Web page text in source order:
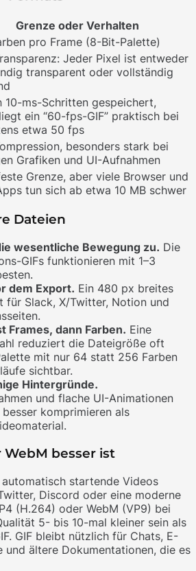
Grenze oder Verhalten
pro Frame (8-Bit-Palette)
Jeder Pixel ist entweder
transparent oder vollständig
10-ms-Schritten gespeichert,
ein “60-fps-GIF” praktisch bei
etwa 50 fps
besonders stark bei
Grafiken und UI-Aufnahmen
Grenze, aber viele Browser und
tun sich ab etwa 10 MB schwer
Dateien
wesentliche Bewegung zu. Die
GIFs funktionieren mit 1–3
dem Export. Ein 480 px breites
für Slack, X/Twitter, Notion und
Frames, dann Farben. Eine
reduziert die Dateigröße oft
mit nur 64 statt 256 Farben
sichtbar.
Hintergründe.
und flache UI-Animationen
komprimieren als
WebM besser ist
startende Videos
Discord oder eine moderne
(H.264) oder WebM (VP9) bei
5- bis 10-mal kleiner sein als
GIF bleibt nützlich für Chats, E-
und ältere Dokumentationen, die es